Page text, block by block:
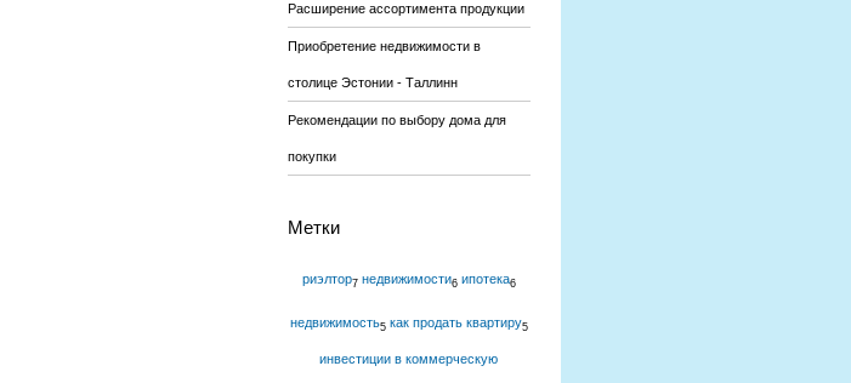
Расширение ассортимента продукции
Приобретение недвижимости в
столице Эстонии - Таллинн
Рекомендации по выбору дома для
покупки
Метки
риэлтор7 недвижимости6 ипотека6
недвижимость5 как продать квартиру5
инвестиции в коммерческую